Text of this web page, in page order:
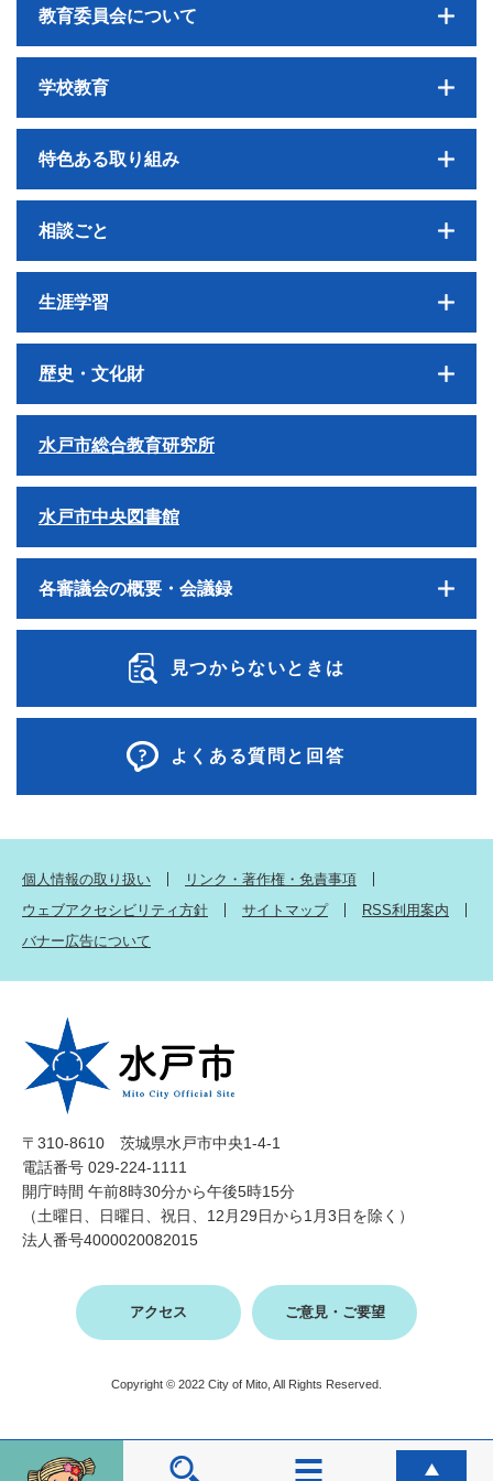
教育委員会について
学校教育
特色ある取り組み
相談ごと
生涯学習
歴史・文化財
水戸市総合教育研究所
水戸市中央図書館
各審議会の概要・会議録
見つからないときは
よくある質問と回答
個人情報の取り扱い
リンク・著作権・免責事項
ウェブアクセシビリティ方針
サイトマップ
RSS利用案内
バナー広告について
〒310-8610 茨城県水戸市中央1-4-1
電話番号 029-224-1111
開庁時間 午前8時30分から午後5時15分
（土曜日、日曜日、祝日、12月29日から1月3日を除く）
法人番号4000020082015
アクセス ご意見・ご要望
Copyright © 2022 City of Mito, All Rights Reserved.